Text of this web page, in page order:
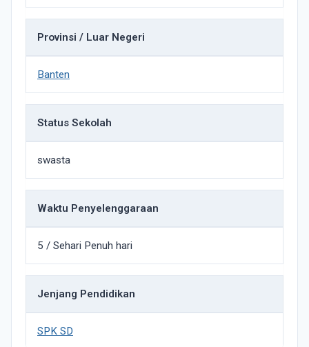
Provinsi / Luar Negeri
Banten
Status Sekolah
swasta
Waktu Penyelenggaraan
5 / Sehari Penuh hari
Jenjang Pendidikan
SPK SD